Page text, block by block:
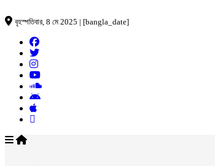
বৃহস্পতিবার, 8 মে 2025 | [bangla_date]